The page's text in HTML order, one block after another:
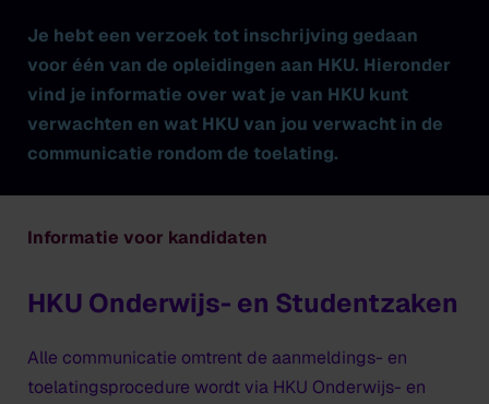
Je hebt een verzoek tot inschrijving gedaan
voor één van de opleidingen aan HKU. Hieronder
vind je informatie over wat je van HKU kunt
verwachten en wat HKU van jou verwacht in de
communicatie rondom de toelating.
Informatie voor kandidaten
HKU Onderwijs- en Studentzaken
Alle communicatie omtrent de aanmeldings- en
toelatingsprocedure wordt via HKU Onderwijs- en